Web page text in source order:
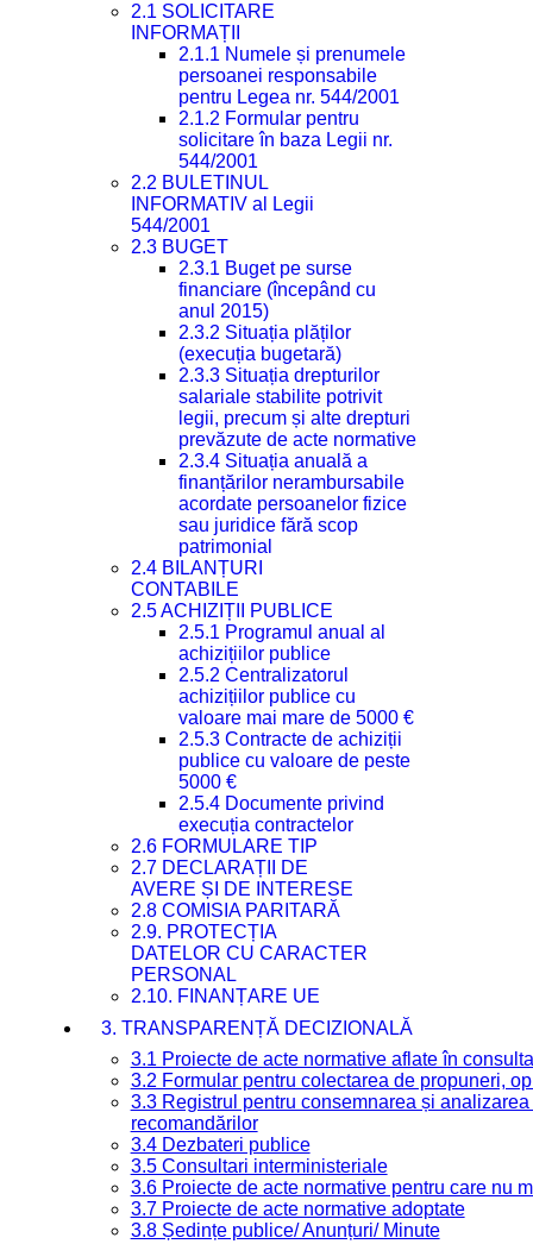
2.1 SOLICITARE
INFORMAȚII
2.1.1 Numele și prenumele
persoanei responsabile
pentru Legea nr. 544/2001
2.1.2 Formular pentru
solicitare în baza Legii nr.
544/2001
2.2 BULETINUL
INFORMATIV al Legii
544/2001
2.3 BUGET
2.3.1 Buget pe surse
financiare (începând cu
anul 2015)
2.3.2 Situația plăților
(execuția bugetară)
2.3.3 Situația drepturilor
salariale stabilite potrivit
legii, precum și alte drepturi
prevăzute de acte normative
2.3.4 Situația anuală a
finanțărilor nerambursabile
acordate persoanelor fizice
sau juridice fără scop
patrimonial
2.4 BILANȚURI
CONTABILE
2.5 ACHIZIȚII PUBLICE
2.5.1 Programul anual al
achizițiilor publice
2.5.2 Centralizatorul
achizițiilor publice cu
valoare mai mare de 5000 €
2.5.3 Contracte de achiziții
publice cu valoare de peste
5000 €
2.5.4 Documente privind
execuția contractelor
2.6 FORMULARE TIP
2.7 DECLARAȚII DE
AVERE ȘI DE INTERESE
2.8 COMISIA PARITARĂ
2.9. PROTECȚIA
DATELOR CU CARACTER
PERSONAL
2.10. FINANȚARE UE
3. TRANSPARENȚĂ DECIZIONALĂ
3.1 Proiecte de acte normative aflate în
3.2 Formular pentru colectarea de propuneri,
3.3 Registrul pentru consemnarea și
recomandărilor
3.4 Dezbateri publice
3.5 Consultari interministeriale
3.6 Proiecte de acte normative pentru care nu
3.7 Proiecte de acte normative adoptate
3.8 Ședințe publice/ Anunțuri/ Minute